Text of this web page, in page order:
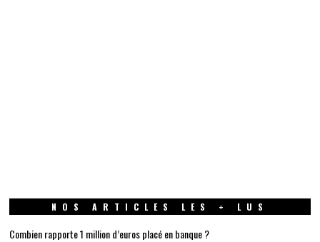
NOS ARTICLES LES + LUS
Combien rapporte 1 million d’euros placé en banque ?